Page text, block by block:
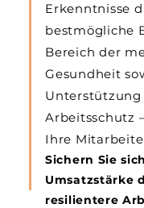
Erkenntnisse
bestmögliche
Bereich der
Gesundheit
Unterstützung
Arbeitsschutz
Ihre
Sichern Sie
Umsatzstärke
resilientere